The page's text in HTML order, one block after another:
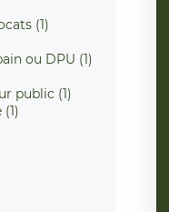
(1)
ou DPU (1)
public (1)